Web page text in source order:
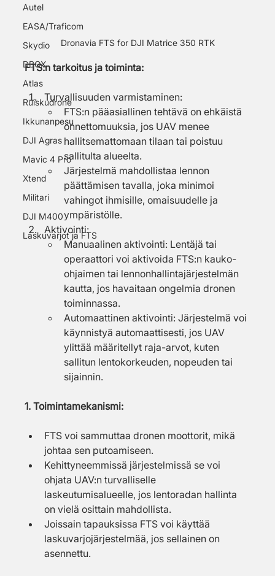
Autel
EASA/Traficom
Skydio
DBOX
Atlas
Ruiskudrone
Ikkunanpesu
DJI Agras
Mavic 4 Pro
Xtend
Militari
DJI M400
Laskuvarjot ja FTS
Dronavia FTS for DJI Matrice 350 RTK
FTS:n tarkoitus ja toiminta:
Turvallisuuden varmistaminen:
FTS:n pääasiallinen tehtävä on ehkäistä
onnettomuuksia, jos UAV menee
hallitsemattomaan tilaan tai poistuu
sallitulta alueelta.
Järjestelmä mahdollistaa lennon
päättämisen tavalla, joka minimoi
vahingot ihmisille, omaisuudelle ja
ympäristölle.
Aktivointi:
Manuaalinen aktivointi: Lentäjä tai
operaattori voi aktivoida FTS:n kauko-
ohjaimen tai lennonhallintajärjestelmän
kautta, jos havaitaan ongelmia dronen
toiminnassa.
Automaattinen aktivointi: Järjestelmä voi
käynnistyä automaattisesti, jos UAV
ylittää määritellyt raja-arvot, kuten
sallitun lentokorkeuden, nopeuden tai
sijainnin.
1. Toimintamekanismi:
FTS voi sammuttaa dronen moottorit, mikä
johtaa sen putoamiseen.
Kehittyneemmissä järjestelmissä se voi
ohjata UAV:n turvalliselle
laskeutumisalueelle, jos lentoradan hallinta
on vielä osittain mahdollista.
Joissain tapauksissa FTS voi käyttää
laskuvarjojärjestelmää, jos sellainen on
asennettu.